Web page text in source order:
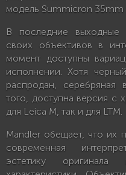
модель Summicron 35mm
В последние выходные
своих объективов в
момент доступны
исполнении. Хотя
распродан,
того, доступна версия с
для Leica M, так и для LTM.
Mandler обещает, что их
современная
эстетику